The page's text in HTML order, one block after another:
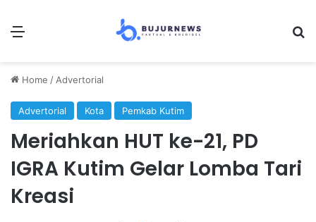
Menu
Home / Advertorial
Advertorial Kota Pemkab Kutim
Meriahkan HUT ke-21, PD
IGRA Kutim Gelar Lomba Tari
Kreasi